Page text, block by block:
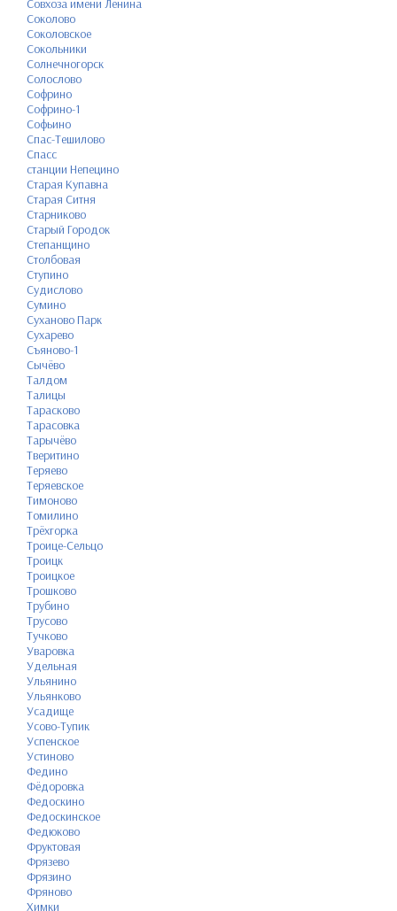
Совхоза имени Ленина
Соколово
Соколовское
Сокольники
Солнечногорск
Солослово
Софрино
Софрино-1
Софьино
Спас-Тешилово
Спасс
станции Непецино
Старая Купавна
Старая Ситня
Старниково
Старый Городок
Степанщино
Столбовая
Ступино
Судислово
Сумино
Суханово Парк
Сухарево
Съяново-1
Сычёво
Талдом
Талицы
Тарасково
Тарасовка
Тарычёво
Тверитино
Теряево
Теряевское
Тимоново
Томилино
Трёхгорка
Троице-Сельцо
Троицк
Троицкое
Трошково
Трубино
Трусово
Тучково
Уваровка
Удельная
Ульянино
Ульянково
Усадище
Усово-Тупик
Успенское
Устиново
Федино
Фёдоровка
Федоскино
Федоскинское
Федюково
Фруктовая
Фрязево
Фрязино
Фряново
Химки